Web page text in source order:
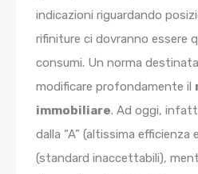
indicazioni riguardando
rifiniture ci dovranno essere
consumi. Un norma
modificare profondamente il
immobiliare. Ad oggi,
dalla “A” (altissima efficienza
(standard inaccettabili),